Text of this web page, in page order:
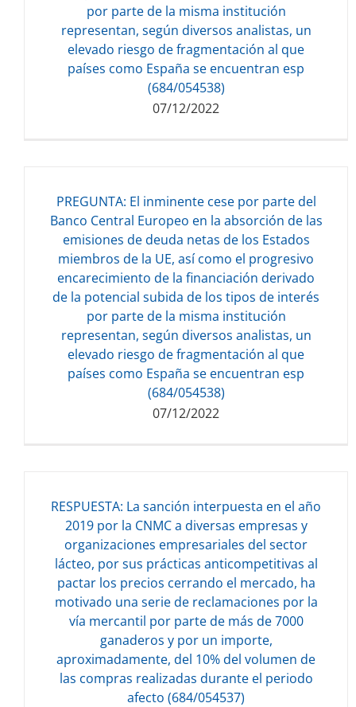
por parte de la misma institución
representan, según diversos analistas, un
elevado riesgo de fragmentación al que
países como España se encuentran esp
(684/054538)
07/12/2022
Descarga del documento:
66.99 KB
PREGUNTA: El inminente cese por parte del
Banco Central Europeo en la absorción de las
emisiones de deuda netas de los Estados
miembros de la UE, así como el progresivo
encarecimiento de la financiación derivado
de la potencial subida de los tipos de interés
por parte de la misma institución
representan, según diversos analistas, un
elevado riesgo de fragmentación al que
países como España se encuentran esp
(684/054538)
07/12/2022
Descarga del documento:
132.84 KB
RESPUESTA: La sanción interpuesta en el año
2019 por la CNMC a diversas empresas y
organizaciones empresariales del sector
lácteo, por sus prácticas anticompetitivas al
pactar los precios cerrando el mercado, ha
motivado una serie de reclamaciones por la
vía mercantil por parte de más de 7000
ganaderos y por un importe,
aproximadamente, del 10% del volumen de
las compras realizadas durante el periodo
afecto (684/054537)